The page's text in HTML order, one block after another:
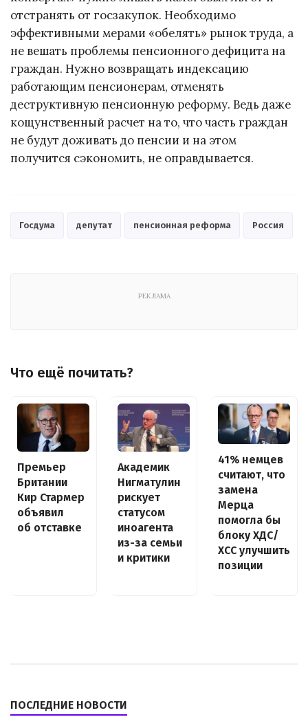
отстранять от госзакупок. Необходимо
эффективными мерами «обелять» рынок труда, а
не вешать проблемы пенсионного дефицита на
граждан. Нужно возвращать индексацию
работающим пенсионерам, отменять
деструктивную пенсионную реформу. Ведь даже
кощунственный расчет на то, что часть граждан
не будут доживать до пенсии и на этом
получится сэкономить, не оправдывается.
Госдума депутат пенсионная реформа Россия
РЕКЛАМА
Что ещё почитать?
Премьер
Британии
Кир Стармер
объявил
об отставке
Академик
Нигматулин
рискует
статусом
иноагента
из-за семьи
и критики
41% немцев
считают, что
замена
Мерца
помогла бы
блоку ХДС/
ХСС улучшить
позиции
ПОСЛЕДНИЕ НОВОСТИ